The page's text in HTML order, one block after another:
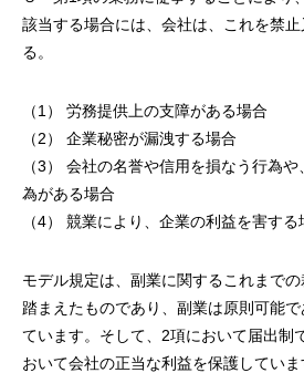
該当する場合には、会社は、これを禁
る。
（1） 労務提供上の支障がある場合
（2） 企業秘密が漏洩する場合
（3） 会社の名誉や信用を損なう行為
為がある場合
（4） 競業により、企業の利益を害する
モデル規定は、副業に関するこれまで
踏まえたものであり、副業は原則可能
ています。そして、2項において届出制
おいて会社の正当な利益を保護していま